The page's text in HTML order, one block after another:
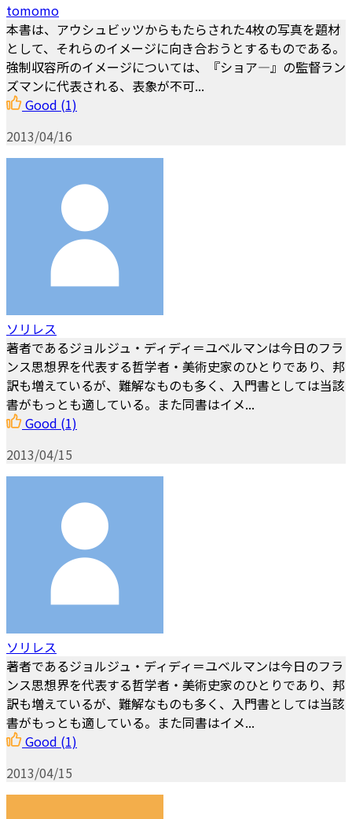
tomomo
本書は、アウシュビッツからもたらされた4枚の写真を題材
として、それらのイメージに向き合おうとするものである。
強制収容所のイメージについては、『ショア—』の監督ラン
ズマンに代表される、表象が不可...
Good (1)
2013/04/16
ソリレス
著者であるジョルジュ・ディディ＝ユベルマンは今日のフラ
ンス思想界を代表する哲学者・美術史家のひとりであり、邦
訳も増えているが、難解なものも多く、入門書としては当該
書がもっとも適している。また同書はイメ...
Good (1)
2013/04/15
ソリレス
著者であるジョルジュ・ディディ＝ユベルマンは今日のフラ
ンス思想界を代表する哲学者・美術史家のひとりであり、邦
訳も増えているが、難解なものも多く、入門書としては当該
書がもっとも適している。また同書はイメ...
Good (1)
2013/04/15